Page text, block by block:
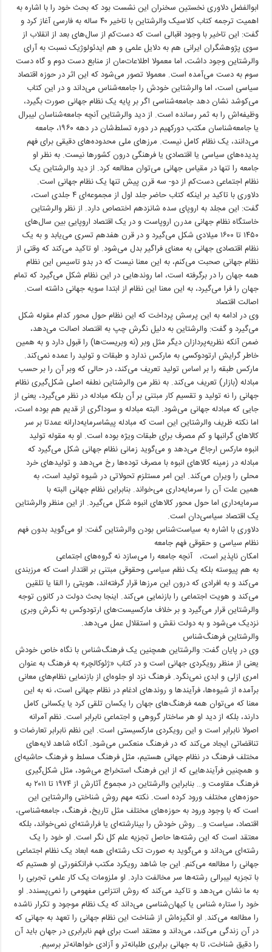
ابوالفضل دلاوری نخستین سخنران این نشست بود که بحث خود را با اشاره به
اهمیت ترجمه کتاب کلاسیک والرشتاین با تاخیر ۴٠ ساله به فارسی آغاز کرد و
گفت: این تاخیر با وجود اقبالی است که دست‌کم از سال‌های بعد از انقلاب از
سوی پژوهشگران ایرانی هم به دلایل علمی و هم ایدئولوژیک نسبت به آرای
والرشتاین وجود داشت، اما معمولا اطلاعات‌مان از منابع دست دوم و گاه دست
سوم به دست می‌آمده است. معمولا تصور می‌شود که این اثر در حوزه اقتصاد
سیاسی است، اما والرشتاین خودش را جامعه‌شناس می‌داند و در این کتاب
می‌کوشد نشان دهد جامعه‌شناسی اگر بر پایه یک نظام جهانی صورت بگیرد،
وظیفه‌اش را به ثمر رسانده است. از دید والرشتاین آنچه جامعه‌شناسان لیبرال
یا جامعه‌شناسان مکتب دورکهیم در دوره تسلط‌شان در دهه ١٩۶٠، جامعه
می‌دانند، یک نظام کامل نیست. مرزهای ملی محدوده‌های دقیقی برای فهم
پدیده‌های سیاسی یا اقتصادی یا فرهنگی درون کشورها نیست. به نظر او
جامعه را تنها در مقیاس جهانی می‌توان مطالعه کرد. از دید والرشتاین یک
نظام اجتماعی دست‌کم از دو- سه قرن پیش تنها یک نظام جهانی است.
دلاوری با تاکید بر اینکه کتاب حاضر جلد اول از مجموعه‌ای ۴ جلدی است،
گفت: این مجلد به اروپای سده شانزدهم اختصاص دارد. از نظر والرشتاین
خاستگاه نظام جهانی مدرن اروپاست و در یک اقتصاد اروپایی بین سال‌های
١۴۵٠ تا ١۶٠٠ میلادی شکل می‌گیرد و در قرن هفدهم تسری می‌یابد و به یک
نظام اقتصادی جهانی به معنای فراگیر بدل می‌شود. او تاکید می‌کند که وقتی از
نظام جهانی صحبت می‌کنم، به این معنا نیست که در بدو تاسیس این نظام
همه جهان را در برگرفته است، اما روندهایی در این نظام شکل می‌گیرد که تمام
جهان را فرا می‌گیرد، به این معنا این نظام از ابتدا سویه جهانی داشته است.
اصالت اقتصاد
وی در ادامه به این پرسش پرداخت که این نظام حول محور کدام مقوله شکل
می‌گیرد و گفت: والرشتاین به دلیل نگرش چپ به اقتصاد اصالت می‌دهد،
ضمن آنکه نظریه‌پردازان دیگر مثل وبر (نه وبریست‌ها) را قبول دارد و به همین
خاطر گرایش ارتودوکسی به مارکس ندارد و طبقات و تولید را عمده نمی‌کند.
مارکس طبقه را بر اساس تولید تعریف می‌کند، در حالی که وبر آن را بر حسب
مبادله (بازار) تعریف می‌کند. به نظر من والرشتاین نطفه اصلی شکل‌گیری نظام
جهانی را نه تولید و تقسیم کار مبتنی بر آن بلکه مبادله در نظر می‌گیرد، یعنی از
جایی که مبادله جهانی می‌شود. البته مبادله و سوداگری از قدیم هم بوده است،
اما نکته ظریف والرشتاین این است که مبادله پیشاسرمایه‌دارانه عمدتا بر سر
کالاهای گرانبها و کم مصرف برای طبقات ویژه بوده است. او به مقوله تولید
انبوه مارکس ارجاع می‌دهد و می‌گوید زمانی نظام جهانی شکل می‌گیرد که
مبادله در زمینه کالاهای انبوه با مصرف توده‌ها رخ می‌دهد و تولیدهای خرد
محلی را ویران می‌کند. این امر مستلزم تحولاتی در شیوه تولید است، به
همین علت آن را سرمایه‌داری می‌خواند. بنابراین نظام جهانی البته با
سرمایه‌داری اما حول محور کالاهای انبوه شکل می‌گیرد. از این منظر والرشتاین
یک اقتصاد سیاسی‌دان است.
دلاوری با اشاره به سیاست‌شناس بودن والرشتاین گفت: او می‌گوید بدون فهم
نظام سیاسی و حقوقی فهم جامعه
امکان ناپذیر است، آنچه جامعه را می‌سازد نه گروه‌های اجتماعی
به هم پیوسته بلکه یک نظم سیاسی وحقوقی مبتنی بر اقتدار است که مرزبندی
می‌کند و به افرادی که درون این مرزها قرار گرفته‌اند، هویتی را القا یا تلقین
می‌کند و هویت اجتماعی را بازنمایی می‌کند. اینجا بحث دولت در کانون توجه
والرشتاین قرار می‌گیرد و بر خلاف مارکسیست‌های ارتودوکس به نگرش وبری
نزدیک می‌شود و به دولت نقش و استقلال عمل می‌دهد.
والرشتاین فرهنگ‌شناس
وی در پایان گفت: والرشتاین همچنین یک فرهنگ‌شناس با نگاه خاص خودش
یعنی از منظر رویکردی جهانی است و در کتاب «ژئوکالچر» به فرهنگ به عنوان
امری ازلی و ابدی نمی‌نگرد. فرهنگ نزد او جلوه‌ای از بازنمایی نظام‌های معانی
برآمده از شیوه‌ها، فرآیندها و روندهای ادغام در نظام جهانی است، نه به این
معنا که می‌توان همه فرهنگ‌های جهان را یکسان تلقی کرد یا یکسانی کامل
دارند، بلکه از دید او هر ساختار گروهی و اجتماعی نابرابر است. نظم آمرانه
اصولا نابرابر است و این رویکردی مارکسیستی است. این نظم نابرابر تعارضات و
تناقضاتی ایجاد می‌کند که در فرهنگ منعکس می‌شود. آنگاه شاهد لایه‌های
مختلف فرهنگ در نظام جهانی هستیم، مثل فرهنگ مسلط و فرهنگ حاشیه‌ای
و همچنین فرآیندهایی که از این فرهنگ استخراج می‌شود، مثل شکل‌گیری
فرهنگ مقاومت و… بنابراین والرشتاین در مجموع آثارش از ١٩٧۴ تا ٢٠١١ به
حوزه‌های مختلف ورود کرده است. نکته مهم روش شناختی والرشتاین این
است که با وجود ورود به حوزه‌های مختلف مثل تاریخ، فرهنگ، جامعه‌شناسی،
اقتصاد، سیاست و… روش خودش را بینارشته‌ای یا فرارشته‌ای نمی‌خواند، بلکه
معتقد است که این رشته‌ها حاصل تجزیه علم کل نگر است. او خود را یک
رشته‌ای می‌داند و می‌گوید به صورت تک رشته‌ای همه ابعاد یک نظام اجتماعی
جهانی را مطالعه می‌کنم. این جا شاهد رویکرد مکتب فرانکفورتی او هستیم که
با تجزیه لیبرالی رشته‌ها سر مخالفت دارد. او ملزومات یک کار علمی تجربی را
به ما نشان می‌دهد و تاکید می‌کند که روش انتزاعی مفهومی را نمی‌پسندد. او
خود را ستاره شناس یا کیهان‌شناسی می‌داند که یک نظام موجود و تکرار ناشده
را مطالعه می‌کند. او انگیزه‌اش از شناخت این نظام جهانی را تعهد به جهانی که
در آن زندگی می‌کند، می‌داند و معتقد است برای فهم نابرابری در جهان باید آن
را دقیق شناخت، تا به جهانی برابری طلبانه‌تر و آزادی خواهانه‌تر برسیم.